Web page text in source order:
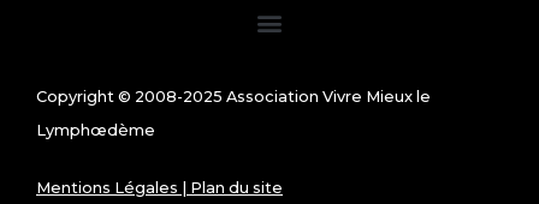
Copyright © 2008-2025 Association Vivre Mieux le
Lymphœdème
Mentions Légales | Plan du site